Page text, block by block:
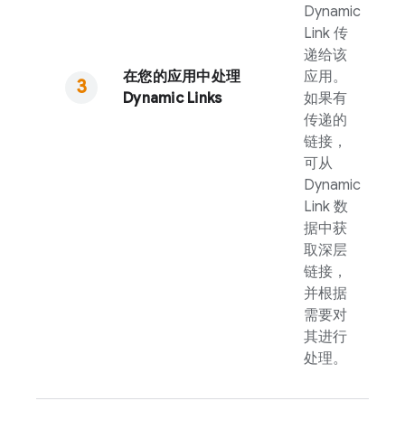
在您的应用中处理
Dynamic Links
Dynamic
Link 传
递给该
应用。
如果有
传递的
链接，
可从
Dynamic
Link 数
据中获
取深层
链接，
并根据
需要对
其进行
处理。